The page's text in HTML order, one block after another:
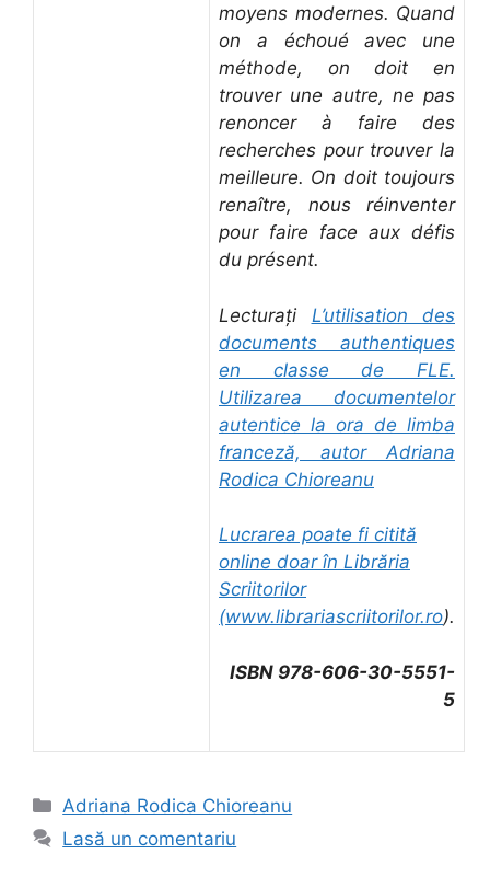
moyens modernes. Quand
on a échoué avec une
méthode, on doit en
trouver une autre, ne pas
renoncer à faire des
recherches pour trouver la
meilleure. On doit toujours
renaître, nous réinventer
pour faire face aux défis
du présent.
Lecturați L’utilisation des
documents authentiques
en classe de FLE.
Utilizarea documentelor
autentice la ora de limba
franceză, autor Adriana
Rodica Chioreanu
Lucrarea poate fi citită
online doar în Librăria
Scriitorilor
(www.librariascriitorilor.ro).
ISBN 978-606-30-5551-
5
Categorii
Adriana Rodica Chioreanu
Lasă un comentariu